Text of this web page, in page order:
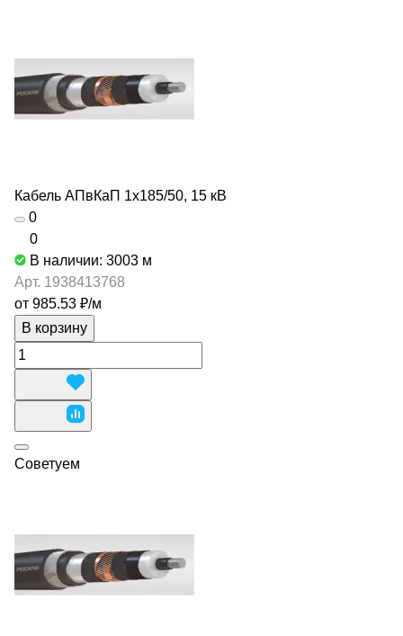
Кабель АПвКаП 1х185/50, 15 кВ
0
0
В наличии: 3003 м
Арт. 1938413768
от 985.53 ₽/м
В корзину
Советуем